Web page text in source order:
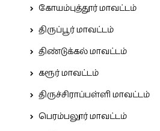
கோயம்புத்தூர் மாவட்டம்
திருப்பூர் மாவட்டம்
திண்டுக்கல் மாவட்டம்
கரூர் மாவட்டம்
திருச்சிராப்பள்ளி மாவட்டம்
பெரம்பலூர் மாவட்டம்